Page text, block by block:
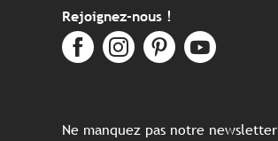
Rejoignez-nous !
Ne manquez pas notre newsletter